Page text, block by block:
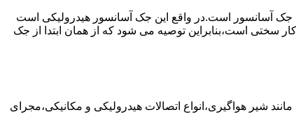
جک آسانسور است.در واقع این جک آسانسور هیدرولیکی است
سختی است،بنابراین توصیه می شود که از همان ابتدا از جک
شیر هواگیری،انواع اتصالات هیدرولیکی و مکانیکی،مجرای